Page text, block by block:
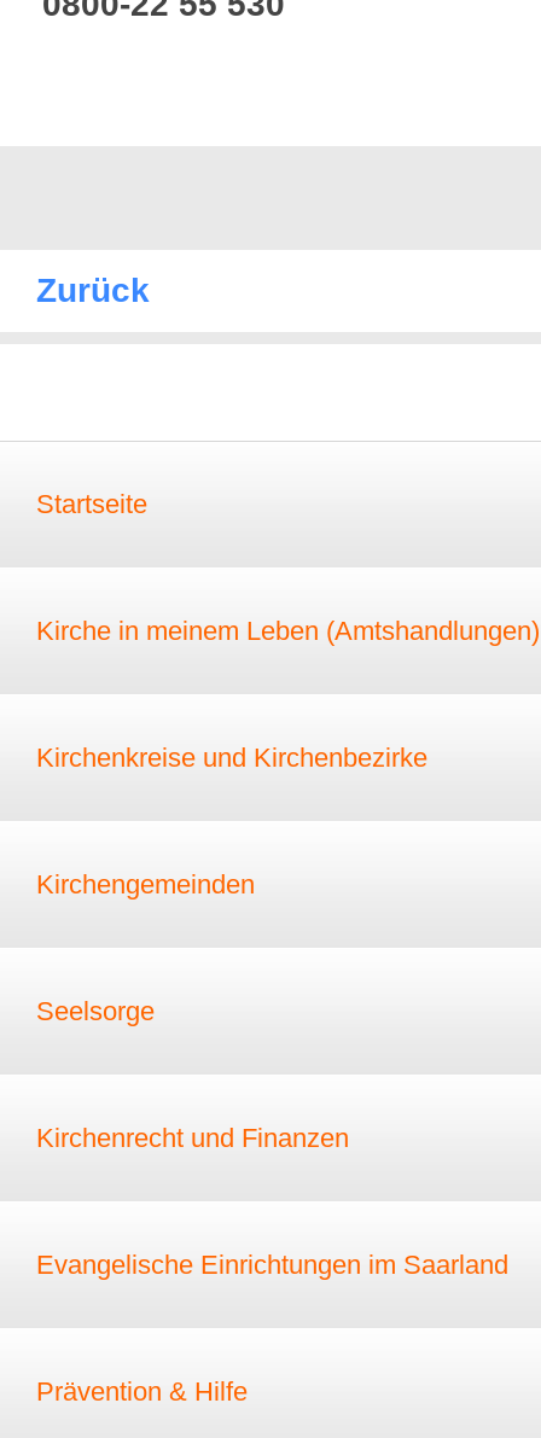
Zurück
Startseite
Kirche in meinem Leben (Amtshandlungen)
Kirchenkreise und Kirchenbezirke
Kirchengemeinden
Seelsorge
Kirchenrecht und Finanzen
Evangelische Einrichtungen im Saarland
Prävention & Hilfe